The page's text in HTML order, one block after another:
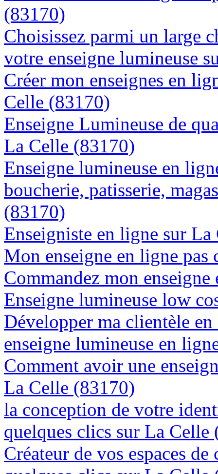
(83170)
Choisissez parmi un large
votre enseigne lumineuse
Créer mon enseignes en
Celle (83170)
Enseigne Lumineuse de
La Celle (83170)
Enseigne lumineuse en
boucherie, patisserie,
(83170)
Enseigniste en ligne sur
Mon enseigne en ligne
Commandez mon
Enseigne lumineuse low
Développer ma clientèle
enseigne lumineuse en
Comment avoir une
La Celle (83170)
la conception de votre
quelques clics sur La Celle
Créateur de vos espaces